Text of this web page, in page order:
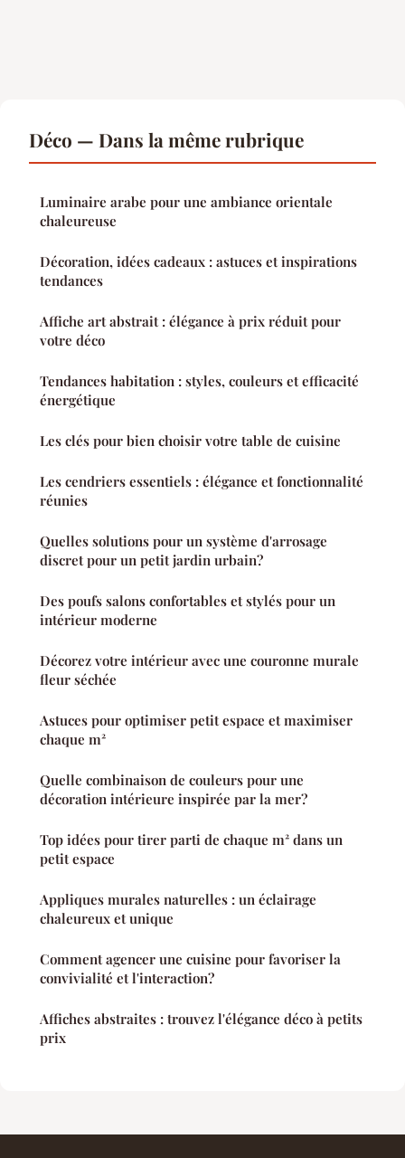
Déco — Dans la même rubrique
Luminaire arabe pour une ambiance orientale
chaleureuse
Décoration, idées cadeaux : astuces et inspirations
tendances
Affiche art abstrait : élégance à prix réduit pour
votre déco
Tendances habitation : styles, couleurs et efficacité
énergétique
Les clés pour bien choisir votre table de cuisine
Les cendriers essentiels : élégance et fonctionnalité
réunies
Quelles solutions pour un système d'arrosage
discret pour un petit jardin urbain?
Des poufs salons confortables et stylés pour un
intérieur moderne
Décorez votre intérieur avec une couronne murale
fleur séchée
Astuces pour optimiser petit espace et maximiser
chaque m²
Quelle combinaison de couleurs pour une
décoration intérieure inspirée par la mer?
Top idées pour tirer parti de chaque m² dans un
petit espace
Appliques murales naturelles : un éclairage
chaleureux et unique
Comment agencer une cuisine pour favoriser la
convivialité et l'interaction?
Affiches abstraites : trouvez l'élégance déco à petits
prix